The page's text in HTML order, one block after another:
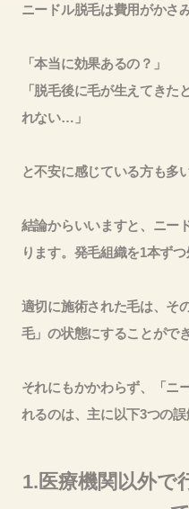
ニードル脱毛は費用がかさ
「本当に効果あるの？」
「脱毛後に毛が生えてきた
れない…」
と不安に感じている方も多
結論からいいますと、ニー
ります。発毛組織を1本ず
適切に施術された毛は、そ
毛」の状態にすることがで
それにもかかわらず、「ニ
れるのは、主に以下3つの誤
1.医療機関以外で